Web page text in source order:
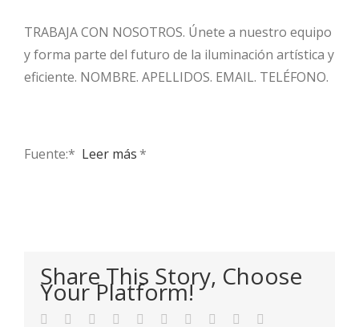
TRABAJA CON NOSOTROS. Únete a nuestro equipo
y forma parte del futuro de la iluminación artística y
eficiente. NOMBRE. APELLIDOS. EMAIL. TELÉFONO.
Fuente:* ​ Leer más*
Share This Story, Choose
Your Platform!
Facebook
TwitterLinkedIn
Reddit WhatsApp
TumblrPinterest Xing